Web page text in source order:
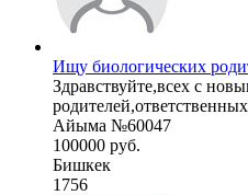
Ищу биологических
Здравствуйте,всех с
Айыма №60047
100000 руб.
Бишкек
1756